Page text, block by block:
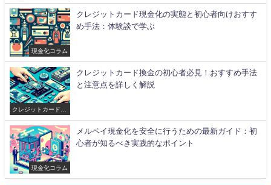
現金化コラム
クレジットカード現金化の実態と初心者向けおすす
め手法：体験談で学ぶ
クレジットカード現
クレジットカード換金の初心者必見！おすすめ手法
と注意点を詳しく解説
現金化コラム
メルペイ現金化を安全に行うための最新ガイド：初
心者が知るべき実践的なポイント